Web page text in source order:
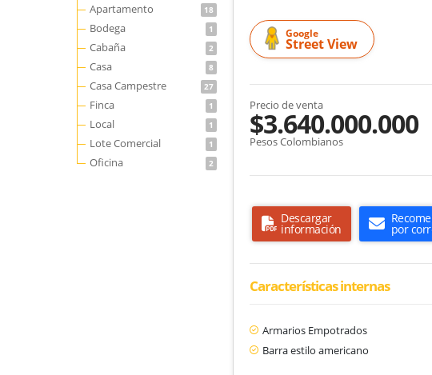
Apartamento 18
Bodega 1
Cabaña 2
Casa 8
Casa Campestre 27
Finca 1
Local 1
Lote Comercial 1
Oficina 2
Google
Street View
Precio de venta
$3.640.000.000
Pesos Colombianos
Descargar
información por
Características internas
Armarios Empotrados
Barra estilo americano